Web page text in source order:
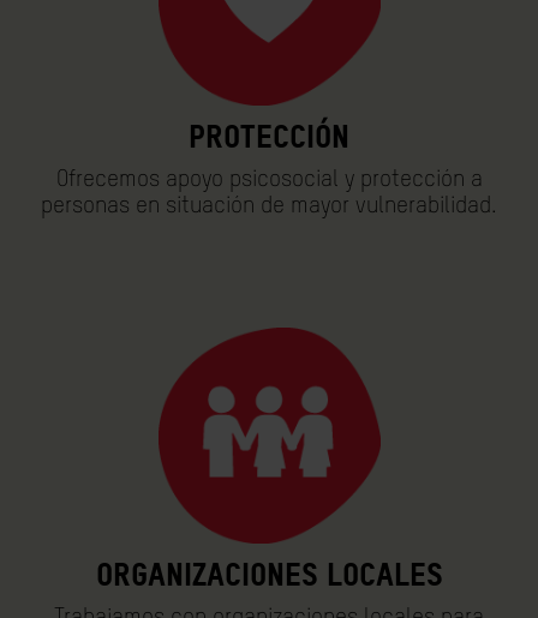
Protección
Ofrecemos apoyo psicosocial y protección a
personas en situación de mayor vulnerabilidad.
Organizaciones locales